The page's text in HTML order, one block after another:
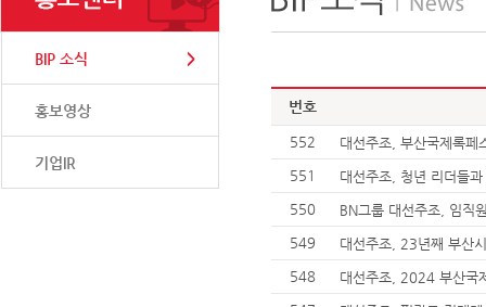
BIP 소식
홍보영상
기업IR
번호
552
대선주조, 부산국제록페
551
대선주조, 청년 리더들
550
BN그룹 대선주조, 임직
549
대선주조, 23년째 부산
548
대선주조, 2024 부산국